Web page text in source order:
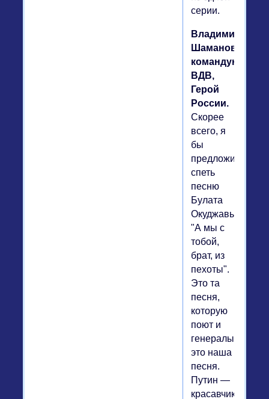
серии.
Владимир
Шаманов,
командующий
ВДВ,
Герой
России.
Скорее
всего, я
бы
предложил
спеть
песню
Булата
Окуджавы
"А мы с
тобой,
брат, из
пехоты".
Это та
песня,
которую
поют и
генералы,
это наша
песня.
Путин —
красавчик,